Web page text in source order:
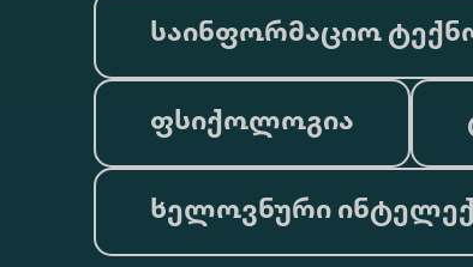
საინფორმაციო
ფსიქოლოგია
ხელოვნური